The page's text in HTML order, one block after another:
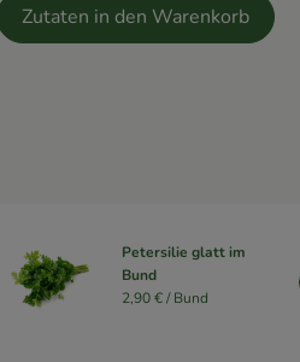
Zutaten in den Warenkorb
ändern
Petersilie glatt im
Bund
2,90 € /Bund